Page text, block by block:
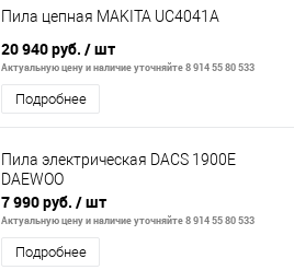
Пила цепная MAKITA UC4041A
20 940 руб. / шт
Актуальную цену и наличие уточняйте 8 914 55 80 533
Подробнее
Пила электрическая DACS 1900E
DAEWOO
7 990 руб. / шт
Актуальную цену и наличие уточняйте 8 914 55 80 533
Подробнее